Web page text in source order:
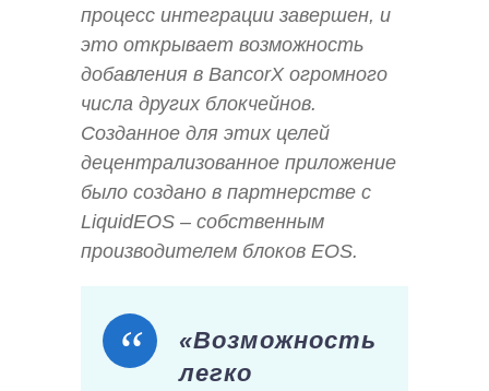
процесс интеграции завершен, и
это открывает возможность
добавления в BancorX огромного
числа других блокчейнов.
Cозданное для этих целей
децентрализованное приложение
было создано в партнерстве с
LiquidEOS – собственным
производителем блоков EOS.
«Возможность
легко